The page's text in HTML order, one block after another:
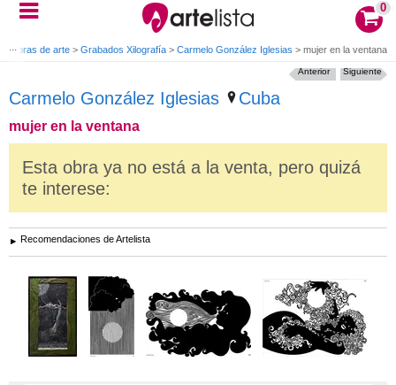
0
Obras de arte > Grabados Xilografía > Carmelo González Iglesias > mujer en la ventana
Carmelo González Iglesias Cuba
mujer en la ventana
Siguiente
Anterior
Esta obra ya no está a la venta, pero quizá
te interese:
Recomendaciones de Artelista